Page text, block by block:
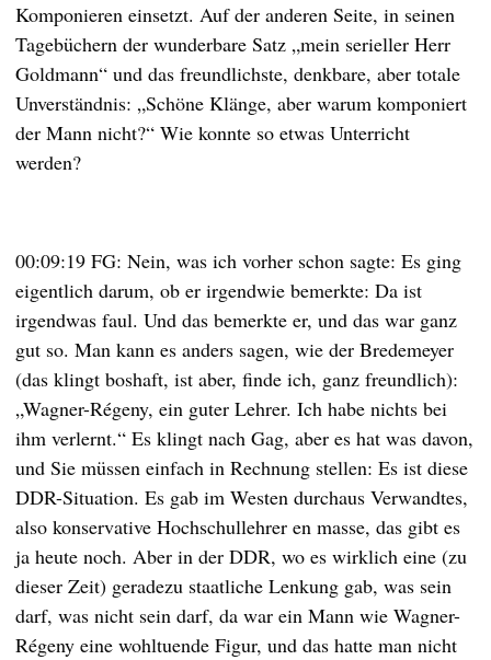
Komponieren einsetzt. Auf der anderen Seite, in seinen
Tagebüchern der wunderbare Satz „mein serieller Herr
Goldmann“ und das freundlichste, denkbare, aber totale
Unverständnis: „Schöne Klänge, aber warum komponiert
der Mann nicht?“ Wie konnte so etwas Unterricht
werden?
00:09:19 FG: Nein, was ich vorher schon sagte: Es ging
eigentlich darum, ob er irgendwie bemerkte: Da ist
irgendwas faul. Und das bemerkte er, und das war ganz
gut so. Man kann es anders sagen, wie der Bredemeyer
(das klingt boshaft, ist aber, finde ich, ganz freundlich):
„Wagner-Régeny, ein guter Lehrer. Ich habe nichts bei
ihm verlernt.“ Es klingt nach Gag, aber es hat was davon,
und Sie müssen einfach in Rechnung stellen: Es ist diese
DDR-Situation. Es gab im Westen durchaus Verwandtes,
also konservative Hochschullehrer en masse, das gibt es
ja heute noch. Aber in der DDR, wo es wirklich eine (zu
dieser Zeit) geradezu staatliche Lenkung gab, was sein
darf, was nicht sein darf, da war ein Mann wie Wagner-
Régeny eine wohltuende Figur, und das hatte man nicht